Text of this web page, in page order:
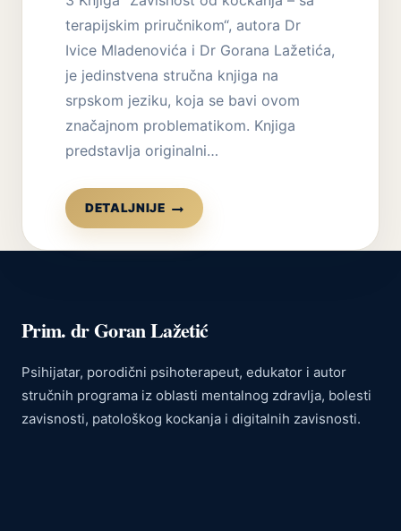
terapijskim priručnikom“, autora Dr
Ivice Mladenovića i Dr Gorana Lažetića,
je jedinstvena stručna knjiga na
srpskom jeziku, koja se bavi ovom
značajnom problematikom. Knjiga
predstavlja originalni…
DETALJNIJE
KNJIGA
ZAVISNOST
PRIRUČNIKOM
Prim. dr Goran Lažetić
Psihijatar, porodični psihoterapeut, edukator i autor
stručnih programa iz oblasti mentalnog zdravlja, bolesti
zavisnosti, patološkog kockanja i digitalnih zavisnosti.